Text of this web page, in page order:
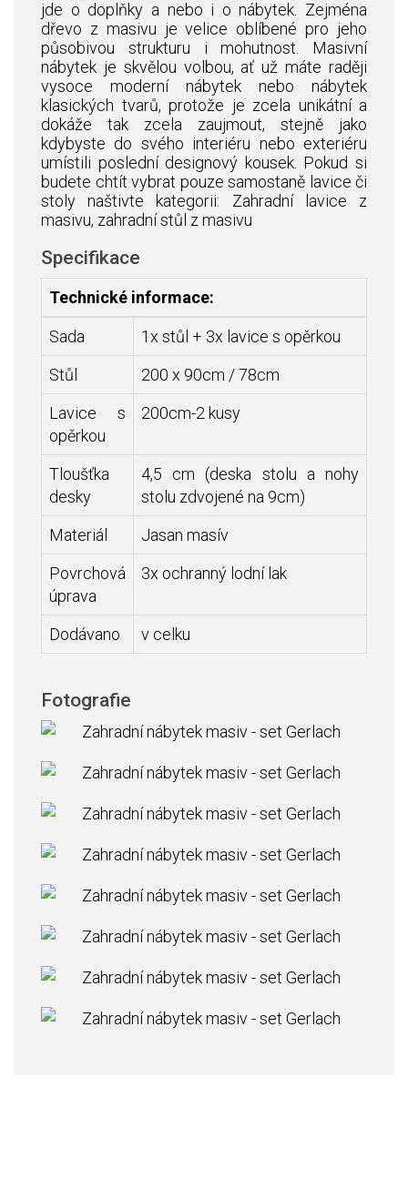
jde o doplňky a nebo i o nábytek. Zejména
dřevo z masivu je velice oblíbené pro jeho
působivou strukturu i mohutnost. Masivní
nábytek je skvělou volbou, ať už máte raději
vysoce moderní nábytek nebo nábytek
klasických tvarů, protože je zcela unikátní a
dokáže tak zcela zaujmout, stejně jako
kdybyste do svého interiéru nebo exteriéru
umístili poslední designový kousek. Pokud si
budete chtít vybrat pouze samostaně lavice či
stoly naštivte kategorii: Zahradní lavice z
masivu, zahradní stůl z masivu
Specifikace
Technické informace:
Sada
1x stůl + 3x lavice s opěrkou
Stůl
200 x 90cm / 78cm
Lavice s
opěrkou
200cm-2 kusy
Tloušťka
desky
4,5 cm (deska stolu a nohy
stolu zdvojené na 9cm)
Materiál
Jasan masív
Povrchová
úprava
3x ochranný lodní lak
Dodávano v celku
Fotografie